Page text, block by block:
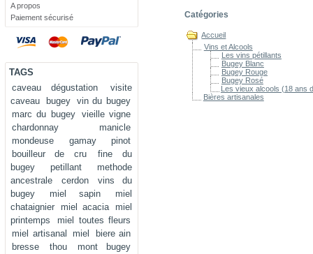
A propos
Paiement sécurisé
TAGS
caveau dégustation
visite
caveau
bugey vin du bugey
marc du bugey
vieille vigne
chardonnay
manicle
mondeuse
gamay
pinot
bouilleur de cru
fine du
bugey
petillant
methode
ancestrale
cerdon
vins du
bugey
miel sapin
miel
chataignier
miel acacia
miel
printemps
miel toutes fleurs
miel artisanal
miel
biere ain
bresse
thou
mont bugey
Catégories
Accueil
Vins et Alcools
Les vins pétillants
Bugey Blanc
Bugey Rouge
Bugey Rosé
Les vieux alcools (18 ans
Bières artisanales